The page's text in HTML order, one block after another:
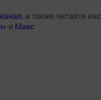
, а также читайте нас
и Макс